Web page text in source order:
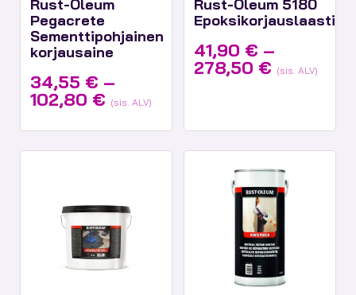
Rust-Oleum
Pegacrete
Sementtipohjainen
korjausaine
34,55 € –
102,80 € Hintaluokka:
-
102,80 €
(sis. ALV)
Rust-Oleum 5180
Epoksikorjauslaasti
41,90 € –
278,50 € (sis. ALV)